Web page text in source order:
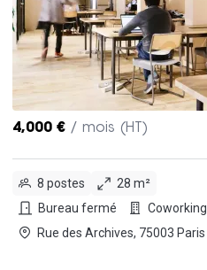
4,000 € / mois (HT)
8 postes
28 m²
Bureau fermé
Coworking
Rue des Archives, 75003 Paris